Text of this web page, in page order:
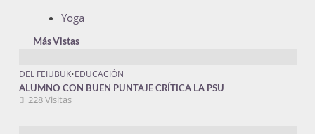
Yoga
Más Vistas
DEL FEIUBUK•EDUCACIÓN
ALUMNO CON BUEN PUNTAJE CRÍTICA LA PSU
228 Visitas